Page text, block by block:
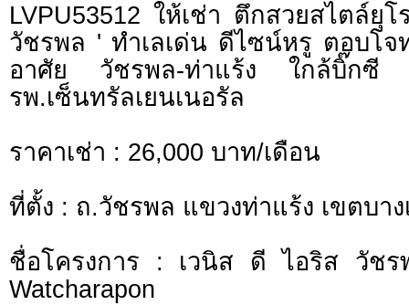
LVPU53512 ให้เช่า ตึกสวยสไตล์ยุ
วัชรพล ' ทำเลเด่น ดีไซน์หรู ตอบโจ
อาศัย วัชรพล-ท่าแร้ง ใกล้บิ๊กซี
รพ.เซ็นทรัลเยนเนอรัล
ราคาเช่า : 26,000 บาท/เดือน
ที่ตั้ง : ถ.วัชรพล แขวงท่าแร้ง เขตบาง
ชื่อโครงการ : เวนิส ดี ไอริส วัช
Watcharapon